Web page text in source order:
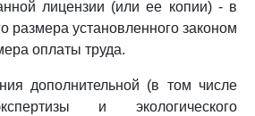
лицензии (или ее копии) - в
размера установленного законом
оплаты труда.
дополнительной (в том числе
и экологического